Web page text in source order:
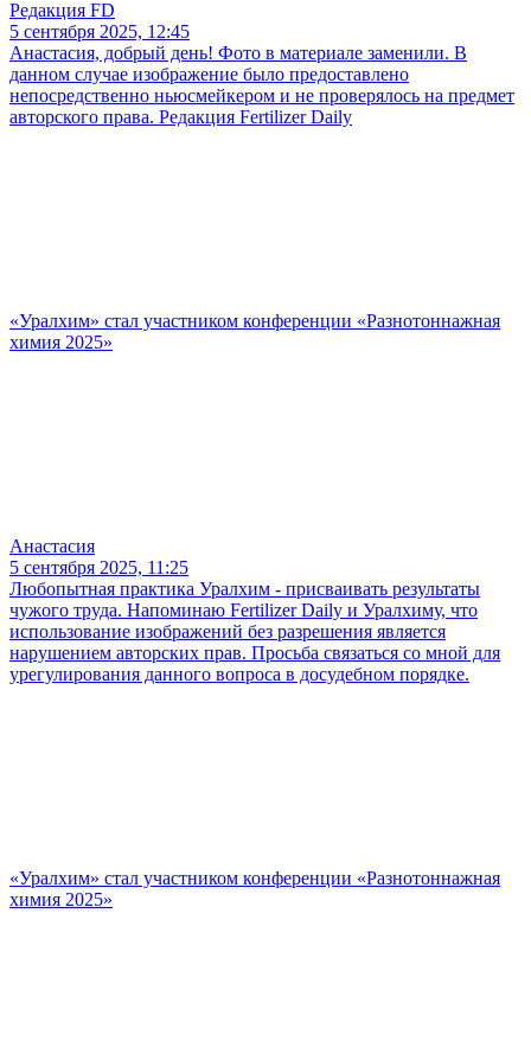
Редакция FD
5 сентября 2025, 12:45
Анастасия, добрый день! Фото в материале заменили. В
данном случае изображение было предоставлено
непосредственно ньюсмейкером и не проверялось на предмет
авторского права. Редакция Fertilizer Daily
«Уралхим» стал участником конференции «Разнотоннажная
химия 2025»
Анастасия
5 сентября 2025, 11:25
Любопытная практика Уралхим - присваивать результаты
чужого труда. Напоминаю Fertilizer Daily и Уралхиму, что
использование изображений без разрешения является
нарушением авторских прав. Просьба связаться со мной для
урегулирования данного вопроса в досудебном порядке.
«Уралхим» стал участником конференции «Разнотоннажная
химия 2025»